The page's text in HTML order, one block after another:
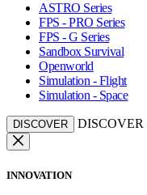
ASTRO Series
FPS - PRO Series
FPS - G Series
Sandbox Survival
Openworld
Simulation - Flight
Simulation - Space
DISCOVER DISCOVER
INNOVATION